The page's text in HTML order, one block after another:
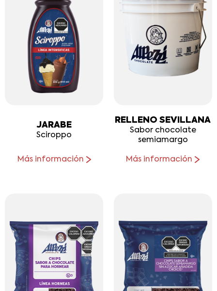
JARABE
Sciroppo
Más información
RELLENO SEVILLANA
Sabor chocolate
semiamargo
Más información